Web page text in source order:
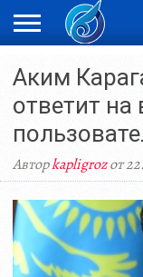
ЖАҢАЛЫҚТАР
НОВОСТИ
ВИДЕО
ОРКЕН
Аким
ответит на
Авторkapligrozот